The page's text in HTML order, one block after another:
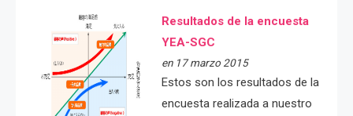
Resultados de la encuesta
YEA-SGC
en 17 marzo 2015
Estos son los resultados de la
encuesta realizada a nuestro